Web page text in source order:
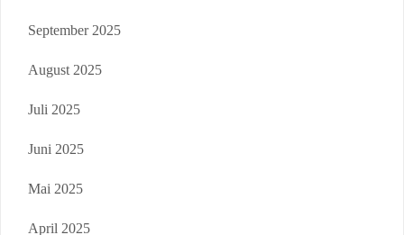
September 2025
August 2025
Juli 2025
Juni 2025
Mai 2025
April 2025